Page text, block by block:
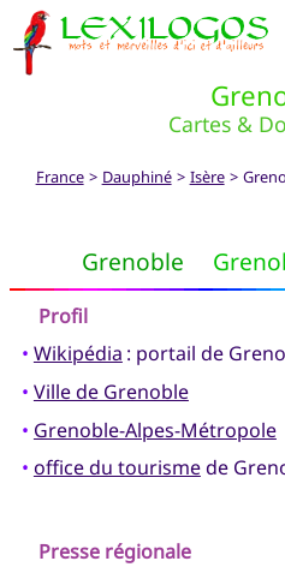
Cartes &
France> Dauphiné> Isère>
Grenoble
Profil
• Wikipédia : portail de
• Ville de Grenoble
• Grenoble-Alpes-Métropole
• office du tourismede
Presse régionale